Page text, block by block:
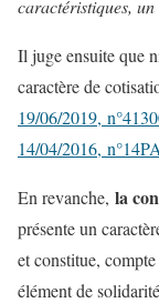
caractéristiques,
Il juge ensuite que
caractère de
19/06/2019,
14/04/2016,
En revanche, la
présente un
et constitue,
élément de